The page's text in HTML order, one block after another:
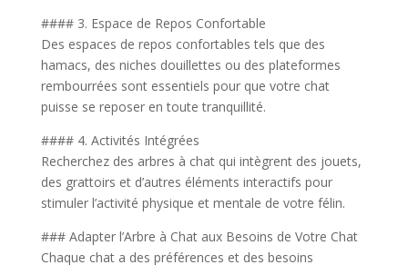
#### 3. Espace de Repos Confortable
Des espaces de repos confortables tels que des
hamacs, des niches douillettes ou des plateformes
rembourrées sont essentiels pour que votre chat
puisse se reposer en toute tranquillité.
#### 4. Activités Intégrées
Recherchez des arbres à chat qui intègrent des jouets,
des grattoirs et d’autres éléments interactifs pour
stimuler l’activité physique et mentale de votre félin.
### Adapter l’Arbre à Chat aux Besoins de Votre Chat
Chaque chat a des préférences et des besoins